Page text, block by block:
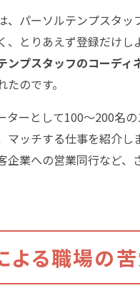
、パーソルテンプスタ
、とりあえず登録だけ
ンプスタッフのコーデ
たのです。
ターとして100～200名
マッチする仕事を紹介
企業への営業同行など、
る職場の苦